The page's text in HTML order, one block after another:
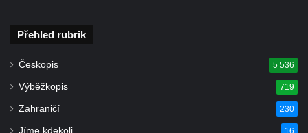
Kaple v zahradě domu čp. 55 v Jimlíně
Márnice na hřbitově v Opočně u Loun
Kostel Nanebevzetí Panny Marie v Opočně
Kostel svaté Barbory v Otvicích
Přehled rubrik
Českopis 5 536
Výběžkopis 719
Zahraničí 230
Jíme kdekoli 16